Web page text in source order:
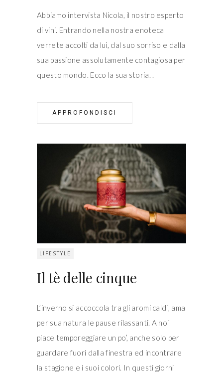
Abbiamo intervista Nicola, il nostro esperto
di vini. Entrando nella nostra enoteca
verrete accolti da lui, dal suo sorriso e dalla
sua passione assolutamente contagiosa per
questo mondo. Ecco la sua storia.
APPROFONDISCI
LIFESTYLE
Il tè delle cinque
L’inverno si accoccola tra gli aromi caldi, ama
per sua natura le pause rilassanti. A noi
piace temporeggiare un po’, anche solo per
guardare fuori dalla finestra ed incontrare
la stagione e i suoi colori. In questi giorni